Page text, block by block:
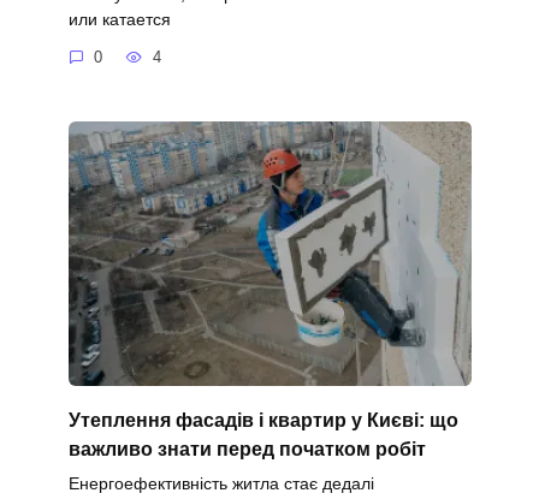
или катается
0 4
Утеплення фасадів і квартир у Києві: що
важливо знати перед початком робіт
Енергоефективність житла стає дедалі